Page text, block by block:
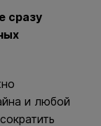
сразу
и любой